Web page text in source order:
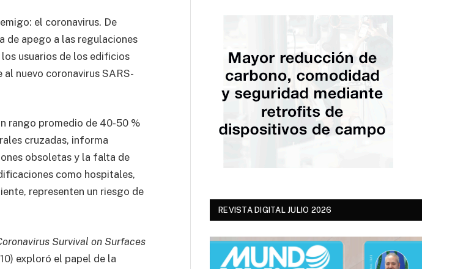
el coronavirus. De
de apego a las regulaciones
usuarios de los edificios
nuevo coronavirus SARS-
rango promedio de 40-50 %
cruzadas, informa
obsoletas y la falta de
como hospitales,
representen un riesgo de
Survival on Surfaces
exploró el papel de la
REVISTA DIGITAL JULIO 2026